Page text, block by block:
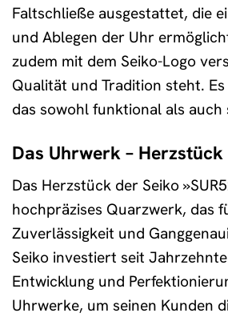
Faltschließe ausgestattet, die
und Ablegen der Uhr
zudem mit dem Seiko-Logo
Qualität und Tradition steht.
das sowohl funktional als
Das Uhrwerk –
Das Herzstück der Seiko
hochpräzises Quarzwerk, das
Zuverlässigkeit und
Seiko investiert seit
Entwicklung und
Uhrwerke, um seinen Kunden